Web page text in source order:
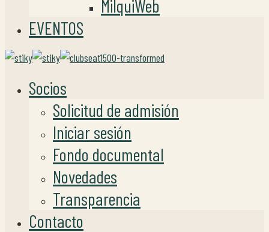
MilquiWeb
EVENTOS
Socios
Solicitud de admisión
Iniciar sesión
Fondo documental
Novedades
Transparencia
Contacto